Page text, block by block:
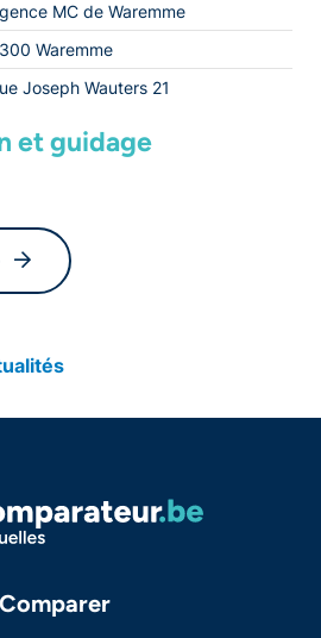
MC de Waremme
Waremme
Joseph Wauters 21
et guidage
Comparer